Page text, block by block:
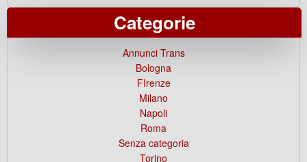
Categorie
Annunci Trans
Bologna
FIrenze
Milano
Napoli
Roma
Senza categoria
Torino